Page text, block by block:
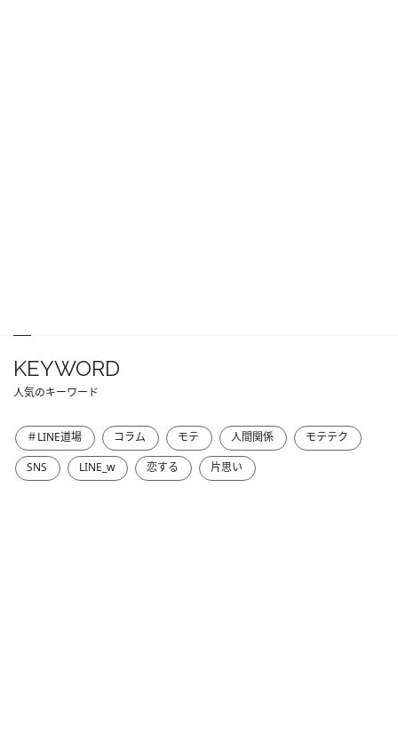
KEYWORD
人気のキーワード
＃LINE道場 コラム モテ 人間関係
モテテク
SNS
LINE_w 恋する 片思い